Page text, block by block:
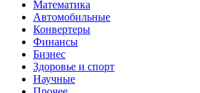
Математика
Автомобильные
Конвертеры
Финансы
Бизнес
Здоровье и спорт
Научные